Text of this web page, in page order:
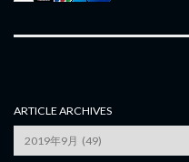
ARTICLE ARCHIVES
Article
Archives